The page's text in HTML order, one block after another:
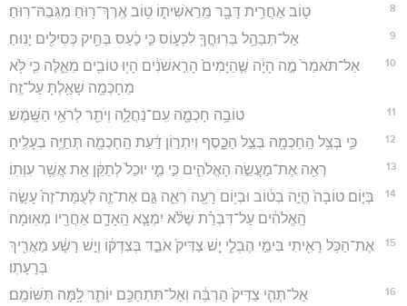
8 ט֛וֹב אַחֲרִ֥ית דָּבָ֖ר מֵֽרֵאשִׁית֑וֹ ט֥וֹב אֶֽרֶךְ־ר֖וּחַ מִגְּבַהּ־רֽוּחַ׃
9 אַל־תְּבַהֵ֥ל בְּרֽוּחֲךָ֖ לִכְע֑וֹס כִּ֣י כַ֔עַס בְּחֵ֥יק כְּסִילִ֖ים יָנֽוּחַ׃
10
אַל־תֹּאמַר֙ מֶ֣ה הָיָ֔ה שֶׁ֤הַיָּמִים֙ הָרִ֣אשֹׁנִ֔ים הָי֥וּ טוֹבִ֖ים מֵאֵ֑לֶּה כִּ֛י לֹ֥א
מֵחָכְמָ֖ה שָׁאַ֥לְתָּ עַל־זֶֽה׃
11 טוֹבָ֥ה חָכְמָ֖ה עִֽם־נַחֲלָ֑ה וְיֹתֵ֖ר לְרֹאֵ֥י הַשָּֽׁמֶשׁ׃
12 כִּ֛י בְּצֵ֥ל הַֽחָכְמָ֖ה בְּצֵ֣ל הַכָּ֑סֶף וְיִתְר֣וֹן דַּ֔עַת הַֽחָכְמָ֖ה תְּחַיֶּ֥ה בְעָלֶֽיהָ׃
13 רְאֵ֖ה אֶת־מַעֲשֵׂ֣ה הָאֱלֹהִ֑ים כִּ֣י מִ֤י יוּכַל֙ לְתַקֵּ֔ן אֵ֖ת אֲשֶׁ֥ר עִוְּתֽוֹ׃
14
בְּי֤וֹם טוֹבָה֙ הֱיֵ֣ה בְט֔וֹב וּבְי֥וֹם רָעָ֖ה רְאֵ֑ה גַּ֣ם אֶת־זֶ֤ה לְעֻמַּת־זֶה֙ עָשָׂ֣ה
הָֽאֱלֹהִ֔ים עַל־דִּבְרַ֗ת שֶׁלֹּ֨א יִמְצָ֧א הָֽאָדָ֛ם אַחֲרָ֖יו מְאֽוּמָה׃
15
אֶת־הַכֹּ֥ל רָאִ֖יתִי בִּימֵ֣י הֶבְלִ֑י יֵ֤שׁ צַדִּיק֙ אֹבֵ֣ד בְּצִדְק֔וֹ וְיֵ֣שׁ רָשָׁ֔ע מַאֲרִ֖יךְ
בְּרָעָתֽוֹ׃
16 אַל־תְּהִ֤י צַדִּיק֙ הַרְבֵּ֔ה וְאַל־תִּתְחַכַּ֖ם יוֹתֵ֑ר לָ֖מָּה תִּשּׁוֹמֵֽם׃